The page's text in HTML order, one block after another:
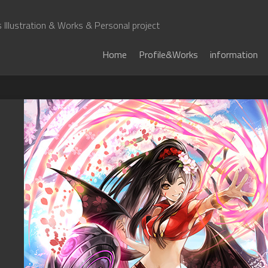
Illustration & Works & Personal project
Home Profile&Works information